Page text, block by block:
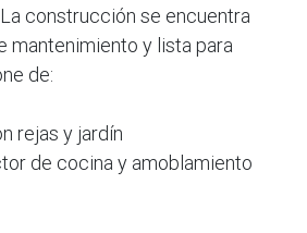
construcción se encuentra
mantenimiento y lista para
de:
rejas y jardín
de cocina y amoblamiento